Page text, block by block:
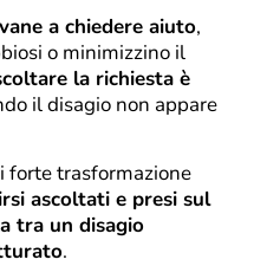
a chiedere aiuto,
o minimizzino il
la richiesta è
il disagio non appare
forte trasformazione
ascoltati e presi sul
tra un disagio
.